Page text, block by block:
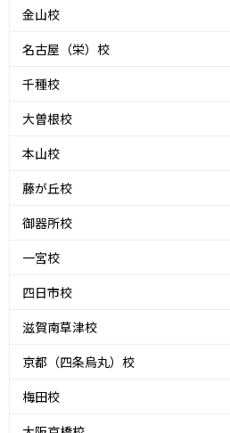
金山校
名古屋（栄）校
千種校
大曽根校
本山校
藤が丘校
御器所校
一宮校
四日市校
滋賀南草津校
京都（四条烏丸）校
梅田校